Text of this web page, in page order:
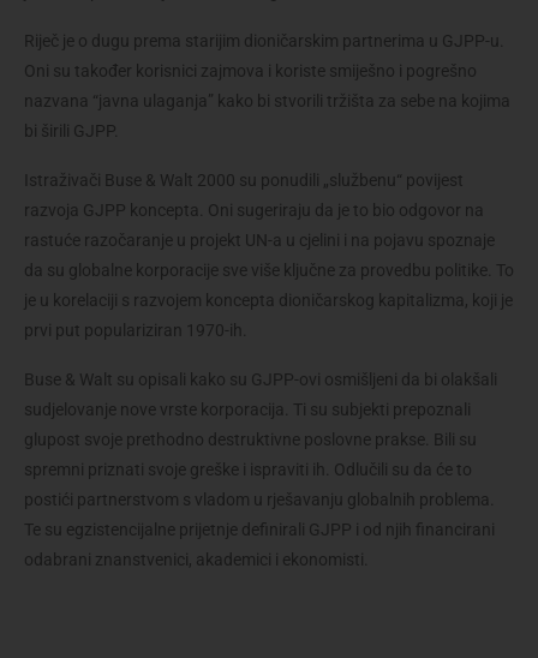
Riječ je o dugu prema starijim dioničarskim partnerima u GJPP-u.
Oni su također korisnici zajmova i koriste smiješno i pogrešno
nazvana “javna ulaganja” kako bi stvorili tržišta za sebe na kojima
bi širili GJPP.
Istraživači Buse & Walt 2000 su ponudili „službenu“ povijest
razvoja GJPP koncepta. Oni sugeriraju da je to bio odgovor na
rastuće razočaranje u projekt UN-a u cjelini i na pojavu spoznaje
da su globalne korporacije sve više ključne za provedbu politike. To
je u korelaciji s razvojem koncepta dioničarskog kapitalizma, koji je
prvi put populariziran 1970-ih.
Buse & Walt su opisali kako su GJPP-ovi osmišljeni da bi olakšali
sudjelovanje nove vrste korporacija. Ti su subjekti prepoznali
glupost svoje prethodno destruktivne poslovne prakse. Bili su
spremni priznati svoje greške i ispraviti ih. Odlučili su da će to
postići partnerstvom s vladom u rješavanju globalnih problema.
Te su egzistencijalne prijetnje definirali GJPP i od njih financirani
odabrani znanstvenici, akademici i ekonomisti.